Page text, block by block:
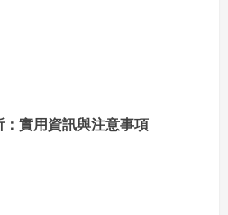
實用資訊與注意事項